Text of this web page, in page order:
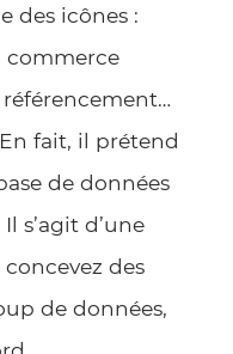
des icônes :
commerce
fait, il prétend
de données
s’agit d’une
des
de données,